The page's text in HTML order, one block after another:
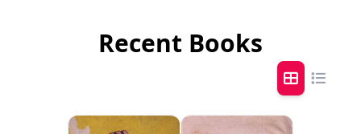
Recent Books